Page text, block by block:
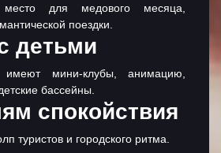
для медового месяца,
поездки.
детьми
имеют мини-клубы, анимацию,
бассейны.
спокойствия
туристов и городского ритма.